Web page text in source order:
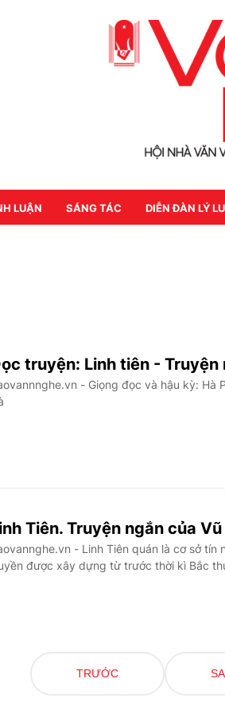
LUẬN SÁNG TÁC DIỄN ĐÀN LÝ
truyện: Linh tiên - Truyện
- Giọng đọc và hậu kỳ: Hà
Tiên. Truyện ngắn của Vũ
- Linh Tiên quán là cơ sở
được xây dựng từ trước thời kì Bắc
TRƯỚC